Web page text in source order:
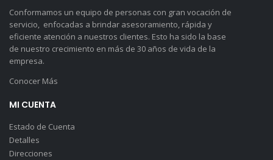
Conformamos un equipo de personas con gran vocación de
servicio, enfocadas a brindar asesoramiento, rápida y
eficiente atención a nuestros clientes. Esto ha sido la base
de nuestro crecimiento en más de 30 años de vida de la
empresa.
Conocer Más
MI CUENTA
Estado de Cuenta
Detalles
Direcciones